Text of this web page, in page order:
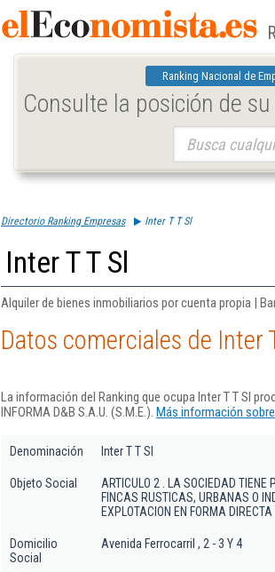
Ranking Nacional de
Consulte la posición de
Directorio Ranking Empresas Inter T T Sl
Inter T T Sl
Alquiler de bienes inmobiliarios por cuenta propia |
Datos comerciales de Inter
La información del Ranking que ocupa Inter T T Sl
INFORMA D&B S.A.U. (S.M.E.). Más información sobre
Denominación Inter T T Sl
Objeto Social
ARTICULO 2 . LA SOCIEDAD TIENE
FINCAS RUSTICAS, URBANAS O
EXPLOTACION EN FORMA
Domicilio
Social
Avenida Ferrocarril , 2 - 3 Y 4